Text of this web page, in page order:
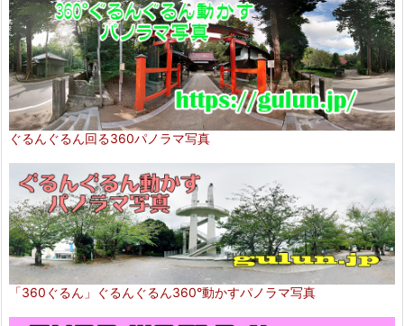
ぐるんぐるん回る360パノラマ写真
「360ぐるん」ぐるんぐるん360°動かすパノラマ写真